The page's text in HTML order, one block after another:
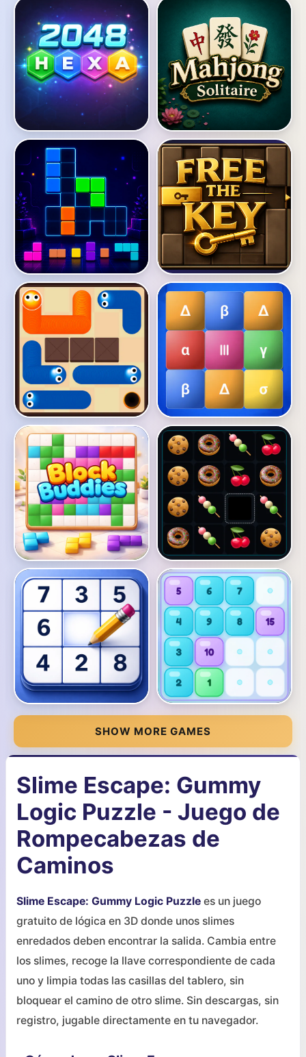
SHOW MORE GAMES
Slime Escape: Gummy
Logic Puzzle - Juego de
Rompecabezas de
Caminos
Slime Escape: Gummy Logic Puzzle es un juego
gratuito de lógica en 3D donde unos slimes
enredados deben encontrar la salida. Cambia entre
los slimes, recoge la llave correspondiente de cada
uno y limpia todas las casillas del tablero, sin
bloquear el camino de otro slime. Sin descargas, sin
registro, jugable directamente en tu navegador.